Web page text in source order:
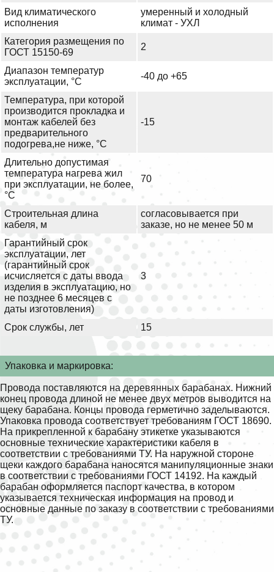
Вид климатического
исполнения
умеренный и холодный
климат - УХЛ
Категория размещения по
ГОСТ 15150-69
2
Диапазон температур
эксплуатации, °С
-40 до +65
Температура, при которой
производится прокладка и
монтаж кабелей без
предварительного
подогрева,не ниже, °С
-15
Длительно допустимая
температура нагрева жил
при эксплуатации, не более,
°С
70
Строительная длина
кабеля, м
согласовывается при
заказе, но не менее 50 м
Гарантийный срок
эксплуатации, лет
(гарантийный срок
исчисляется с даты ввода
изделия в эксплуатацию, но
не позднее 6 месяцев с
даты изготовления)
3
Срок службы, лет 15
Упаковка и маркировка:
Провода поставляются на деревянных барабанах. Нижний
конец провода длиной не менее двух метров выводится на
щеку барабана. Концы провода герметично заделываются.
Упаковка провода соответствует требованиям ГОСТ 18690.
На прикрепленной к барабану этикетке указываются
основные технические характеристики кабеля в
соответствии с требованиями ТУ. На наружной стороне
щеки каждого барабана наносятся манипуляционные знаки
в соответствии с требованиями ГОСТ 14192. На каждый
барабан оформляется паспорт качества, в котором
указывается техническая информация на провод и
основные данные по заказу в соответствии с требованиями
ТУ.